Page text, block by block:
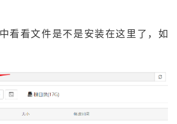
看看文件是不是安装在这里了，如